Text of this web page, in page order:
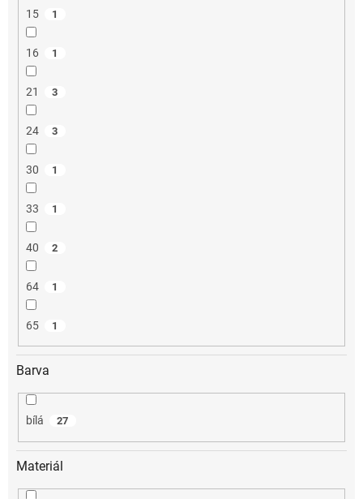
15 1
16 1
21 3
24 3
30 1
33 1
40 2
64 1
65 1
Barva
bílá 27
Materiál